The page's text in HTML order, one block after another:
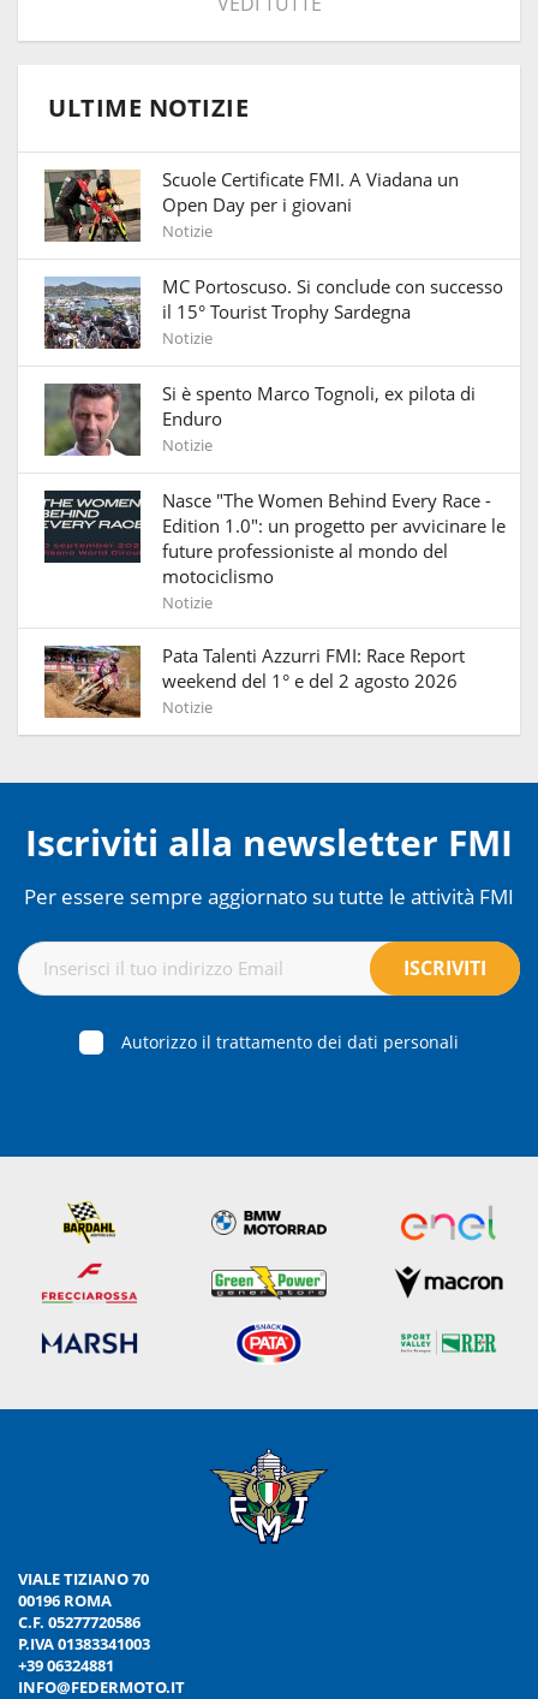
ULTIME NOTIZIE
Scuole Certificate FMI. A Viadana un
Open Day per i giovani
Notizie
MC Portoscuso. Si conclude con successo
il 15° Tourist Trophy Sardegna
Notizie
Si è spento Marco Tognoli, ex pilota di
Enduro
Notizie
Nasce "The Women Behind Every Race -
Edition 1.0": un progetto per avvicinare le
future professioniste al mondo del
motociclismo
Notizie
Pata Talenti Azzurri FMI: Race Report
weekend del 1° e del 2 agosto 2026
Notizie
Iscriviti alla newsletter FMI
Per essere sempre aggiornato su tutte le attività FMI
Autorizzo il trattamento dei dati personali
VIALE TIZIANO 70
00196 ROMA
C.F. 05277720586
P.IVA 01383341003
+39 06324881
INFO@FEDERMOTO.IT